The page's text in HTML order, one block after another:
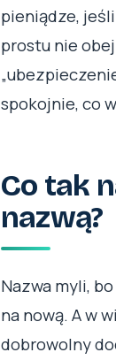
pieniądze,
prostu nie
spokojnie, co
Co tak
nazwą?
Nazwa myli,
na nową. A w
dobrowolny